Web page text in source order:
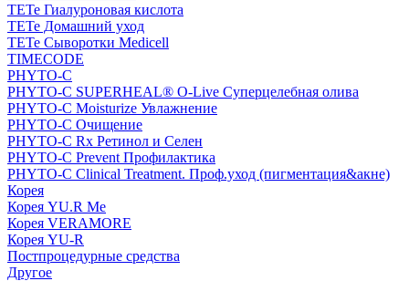
TETe Гиалуроновая кислота
TETe Домашний уход
TETe Сыворотки Medicell
TIMECODE
PHYTO-C
PHYTO-C SUPERHEAL® O-Live Суперцелебная олива
PHYTO-C Moisturize Увлажнение
PHYTO-C Очищение
PHYTO-C Rx Ретинол и Селен
PHYTO-C Prevent Профилактика
PHYTO-C Clinical Treatment. Проф.уход (пигментация&акне)
Корея
Корея YU.R Me
Корея VERAMORE
Корея YU-R
Постпроцедурные средства
Другое